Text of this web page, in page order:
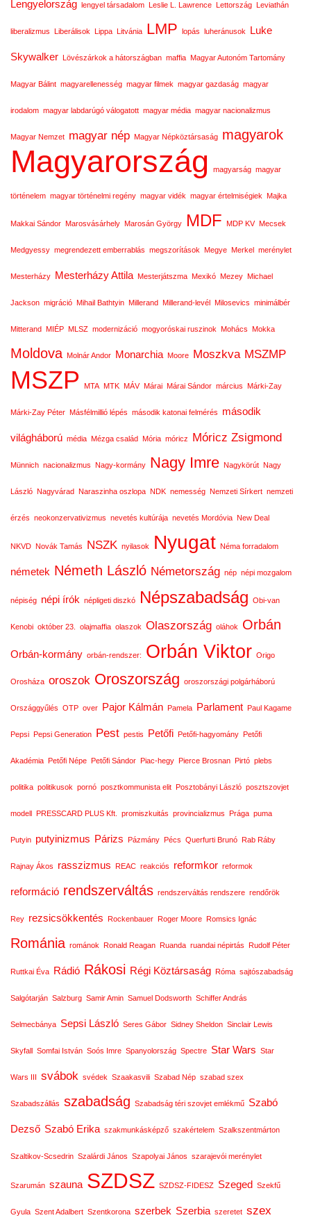
Lengyelország lengyel társadalom Leslie L. Lawrence Lettország Leviathán
liberalizmus Liberálisok Lippa Litvánia LMP lopás luheránusok Luke
Skywalker Lövészárkok a hátországban maffia Magyar Autonóm Tartomány
Magyar Bálint magyarellenesség magyar filmek magyar gazdaság magyar
irodalom magyar labdarúgó válogatott magyar média magyar nacionalizmus
Magyar Nemzet magyar nép Magyar Népköztársaság magyarok
Magyarország magyarság magyar
történelem magyar történelmi regény magyar vidék magyar értelmiségiek Majka
Makkai Sándor Marosvásárhely Marosán György MDF MDP KV Mecsek
Medgyessy megrendezett emberrablás megszorítások Megye Merkel merénylet
Mesterházy Mesterházy Attila Mesterjátszma Mexikó Mezey Michael
Jackson migráció Mihail Bathtyin Millerand Millerand-levél Milosevics minimálbér
Mitterand MIÉP MLSZ modernizáció mogyoróskai ruszinok Mohács Mokka
Moldova Molnár Andor Monarchia Moore Moszkva MSZMP
MSZP MTA MTK MÁV Márai Márai Sándor március Márki-Zay
Márki-Zay Péter Másfélmillió lépés második katonai felmérés második
világháború média Mézga család Mória móricz Móricz Zsigmond
Münnich nacionalizmus Nagy-kormány Nagy Imre Nagykörút Nagy
László Nagyvárad Naraszinha oszlopa NDK nemesség Nemzeti Sírkert nemzeti
érzés neokonzervativizmus nevetés kultúrája nevetés Mordóvia New Deal
NKVD Novák Tamás NSZK nyilasok Nyugat Néma forradalom
németek Németh László Németország nép népi mozgalom
népiség népi írók népligeti diszkó Népszabadság Obi-van
Kenobi október 23. olajmaffia olaszok Olaszország oláhok Orbán
Orbán-kormány orbán-rendszer: Orbán Viktor Origo
Orosháza oroszok Oroszország oroszországi polgárháború
Országgyűlés OTP over Pajor Kálmán Pamela Parlament Paul Kagame
Pepsi Pepsi Generation Pest pestis Petőfi Petőfi-hagyomány Petőfi
Akadémia Petőfi Népe Petőfi Sándor Piac-hegy Pierce Brosnan Pirtó plebs
politika politikusok pornó posztkommunista elit Posztobányi László posztszovjet
modell PRESSCARD PLUS Kft. promiszkuitás provincializmus Prága puma
Putyin putyinizmus Párizs Pázmány Pécs Querfurti Brunó Rab Ráby
Rajnay Ákos rasszizmus REAC reakciós reformkor reformok
reformáció rendszerváltás rendszerváltás rendszere rendőrök
Rey rezsicsökkentés Rockenbauer Roger Moore Romsics Ignác
Románia románok Ronald Reagan Ruanda ruandai népirtás Rudolf Péter
Ruttkai Éva Rádió Rákosi Régi Köztársaság Róma sajtószabadság
Salgótarján Salzburg Samir Amin Samuel Dodsworth Schiffer András
Selmecbánya Sepsi László Seres Gábor Sidney Sheldon Sinclair Lewis
Skyfall Somfai István Soós Imre Spanyolország Spectre Star Wars Star
Wars III svábok svédek Szaakasvili Szabad Nép szabad szex
Szabadszállás szabadság Szabadság téri szovjet emlékmű Szabó
Dezső Szabó Erika szakmunkásképző szakértelem Szalkszentmárton
Szaltikov-Scsedrin Szalárdi János Szapolyai János szarajevói merénylet
Szarumán szauna SZDSZ SZDSZ-FIDESZ Szeged Szekfű
Gyula Szent Adalbert Szentkorona szerbek Szerbia szeretet szex